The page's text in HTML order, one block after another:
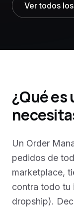
Ver todos
¿Qué es
Un Order
pedidos de
marketplace,
contra todo tu
dropship).